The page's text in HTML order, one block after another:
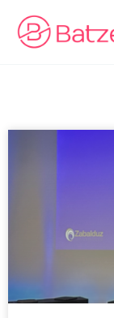
content